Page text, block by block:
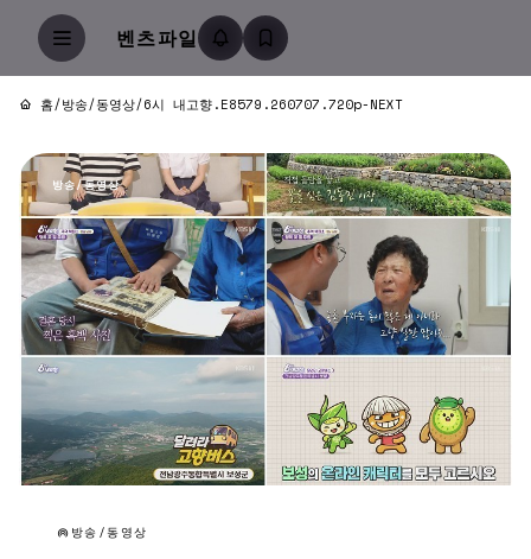
벤츠파일
홈/방송/동영상/6시 내고향.E8579.260707.720p-NEXT
방송/동영상
방송/동영상